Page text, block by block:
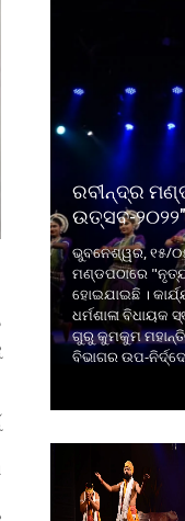
ରବୀନ୍ଦ୍ର
ଉତ୍ସବ-
ଭୁବନେଶ୍ୱର, ୧୫/
ମଣ୍ଡପଠାରେ
ହୋଇଯାଇଛି ।
ଧର୍ମଶାଳା ବିଧାୟକ
ଗୁରୁ କୁମକୁମ
ବିଭାଗର ଉପ-